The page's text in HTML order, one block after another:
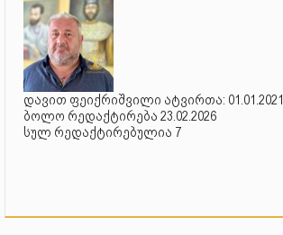
დავით ფეიქრიშვილი ატვირთა: 01.01.2021
ბოლო რედაქტირება 23.02.2026
სულ რედაქტირებულია 7